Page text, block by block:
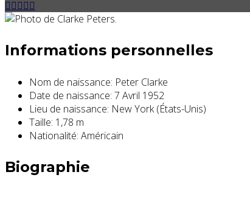
Informations personnelles
Nom de naissance: Peter Clarke
Date de naissance: 7 Avril 1952
Lieu de naissance: New York (États-Unis)
Taille: 1,78 m
Nationalité: Américain
Biographie